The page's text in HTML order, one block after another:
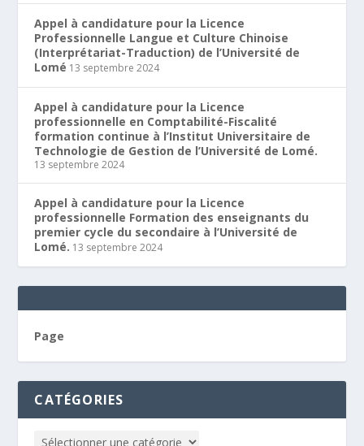
Appel à candidature pour la Licence
Professionnelle Langue et Culture Chinoise
(Interprétariat-Traduction) de l’Université de
Lomé 13 septembre 2024
Appel à candidature pour la Licence
professionnelle en Comptabilité-Fiscalité
formation continue à l’Institut Universitaire de
Technologie de Gestion de l’Université de Lomé.
13 septembre 2024
Appel à candidature pour la Licence
professionnelle Formation des enseignants du
premier cycle du secondaire à l’Université de
Lomé. 13 septembre 2024
Page
CATÉGORIES